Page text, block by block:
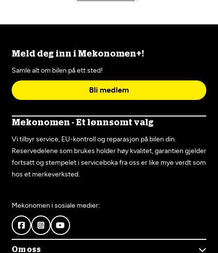
Meld deg inn i Mekonomen+!
Samle alt om bilen på ett sted!
Bli medlem
Mekonomen - Et lønnsomt valg
Vi tilbyr service, EU-kontroll og reparasjon på bilen din.
Reservedelene som brukes holder høy kvalitet, garantien gjelder
fortsatt og stempelet i serviceboka fra oss er like mye verdt som
hos et merkeverksted.
Mekonomen i sosiale medier:
Om oss